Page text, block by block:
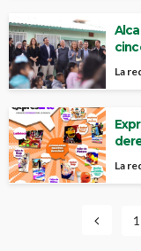
La
La
1